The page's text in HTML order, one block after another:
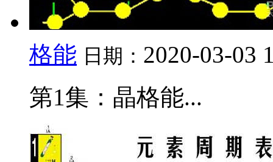
格能 日期： 2020-03-03
第1集：晶格能...